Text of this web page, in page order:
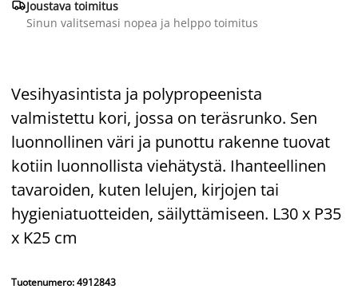
Joustava toimitus
Sinun valitsemasi nopea ja helppo toimitus
Vesihyasintista ja polypropeenista
valmistettu kori, jossa on teräsrunko. Sen
luonnollinen väri ja punottu rakenne tuovat
kotiin luonnollista viehätystä. Ihanteellinen
tavaroiden, kuten lelujen, kirjojen tai
hygieniatuotteiden, säilyttämiseen. L30 x P35
x K25 cm
Tuotenumero: 4912843